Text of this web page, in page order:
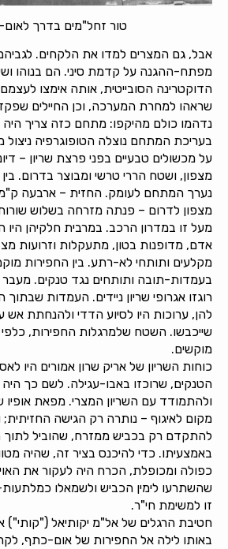
טור זחל"מים בדרך
אבל, גם המצרים למדו את הלקחים.
מפתח-ההגנה על קדמת סיני. הם בנוהו
הדוקטרינה הסובייטית, אותה אימצו
שראהו למחרת המערכה, וכן החיילים
נדהמו כולם מהיקפו: מתחם כזה צריך
בעריכת המתחם נוצלה הטופוגרפיה ניצול
על מכשולים טבעיים בפני פרצת שריון –
מצפון, ושטח הררי טרשי ומבוצר בדרום.
נערך המתחם לעומק. החזית – ארבעה
מצפון לדרום – פנתה מזרחה בשלוש
מעל זו במדרון הרכב. במרבית חלקיהן
אדם, מדופנות בטון, מתעקלות וזרועות
מקלעים ותותחי לא-רתע. בין החפירות
בעמדות-תובה ותותחים נגד טנקים.
רוגזו אגרופי שריון ניידים. העמדות שבתוך
להן, ערוכות היו לסיוע הדדי ולהנחתת
שייכבשו. השטח שלמרגלות החפירות,
מוקשים.
כוחות השריון של אריק שרון אמורים היו
הטנקים, שרוכזו באבו-עגילה. לשם כך היה
ולהתמודד עם השריון המצרי. מפאת
מקום לאיגוף – נותרה רק הגישה החזיתית;
להתקדם רק בכביש ממזרח, שהוביל לתוך
באמצעיתו. כדי להיכנס בציר זה, שהיה
כפולה ומכופלת, הכרח היה לעקור את
שהשתרעו לימין הכביש ולשמאלו
זו למשימת חי"ר.
חטיבת הרגלים של אל"מ יקותיאל ("קותי")
באותו לילה אל החפירות של אום-כתף,